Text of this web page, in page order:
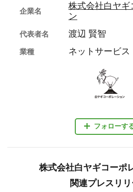
フォローす
企業名
株式会社白ヤギ
ン
代表者名 渡辺 賢智
業種 ネットサービス
株式会社白ヤギコーポ
関連プレスリ